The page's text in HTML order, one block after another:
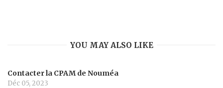
YOU MAY ALSO LIKE
Contacter la CPAM de Nouméa
Déc 05, 2023